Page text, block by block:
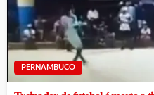
PERNAMBUCO